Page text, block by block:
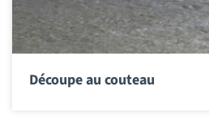
Découpe au couteau